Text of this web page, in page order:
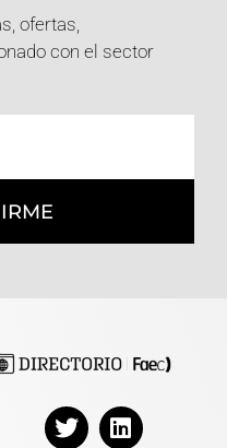
ofertas,
con el sector